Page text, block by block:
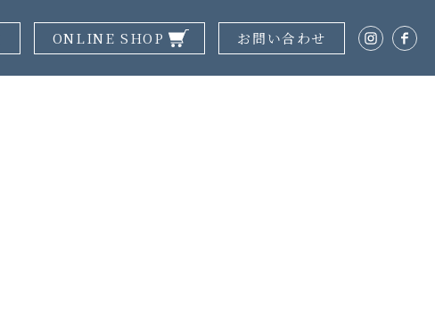
ONLINE SHOP お問い合わせ